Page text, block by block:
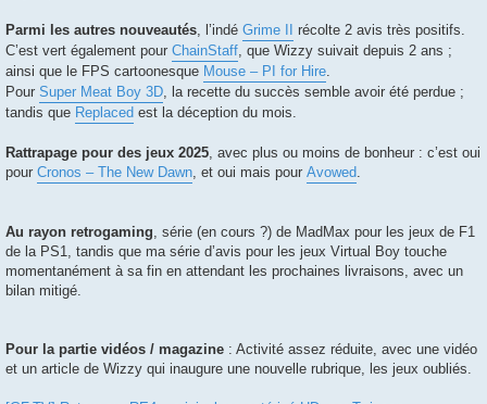
Parmi les autres nouveautés , l’indé Grime II
récolte 2 avis très positifs.
C’est vert également pour ChainStaff , que Wizzy suivait depuis 2 ans ;
ainsi que le FPS cartoonesque Mouse – PI for Hire
Pour Super Meat Boy 3D , la recette du succès semble avoir été perdue ;
tandis que Replaced est la déception du mois.
Rattrapage pour des jeux 2025 , avec plus ou moins de bonheur : c’est oui
pour Cronos – The New Dawn , et oui mais pour Avowed
Au rayon retrogaming , série (en cours ?) de MadMax pour les jeux de F1
de la PS1, tandis que ma série d’avis pour les jeux Virtual Boy touche
momentanément à sa fin en attendant les prochaines livraisons, avec un
bilan mitigé.
Pour la partie vidéos / magazine : Activité assez réduite, avec une vidéo
et un article de Wizzy qui inaugure une nouvelle rubrique, les jeux oubliés.